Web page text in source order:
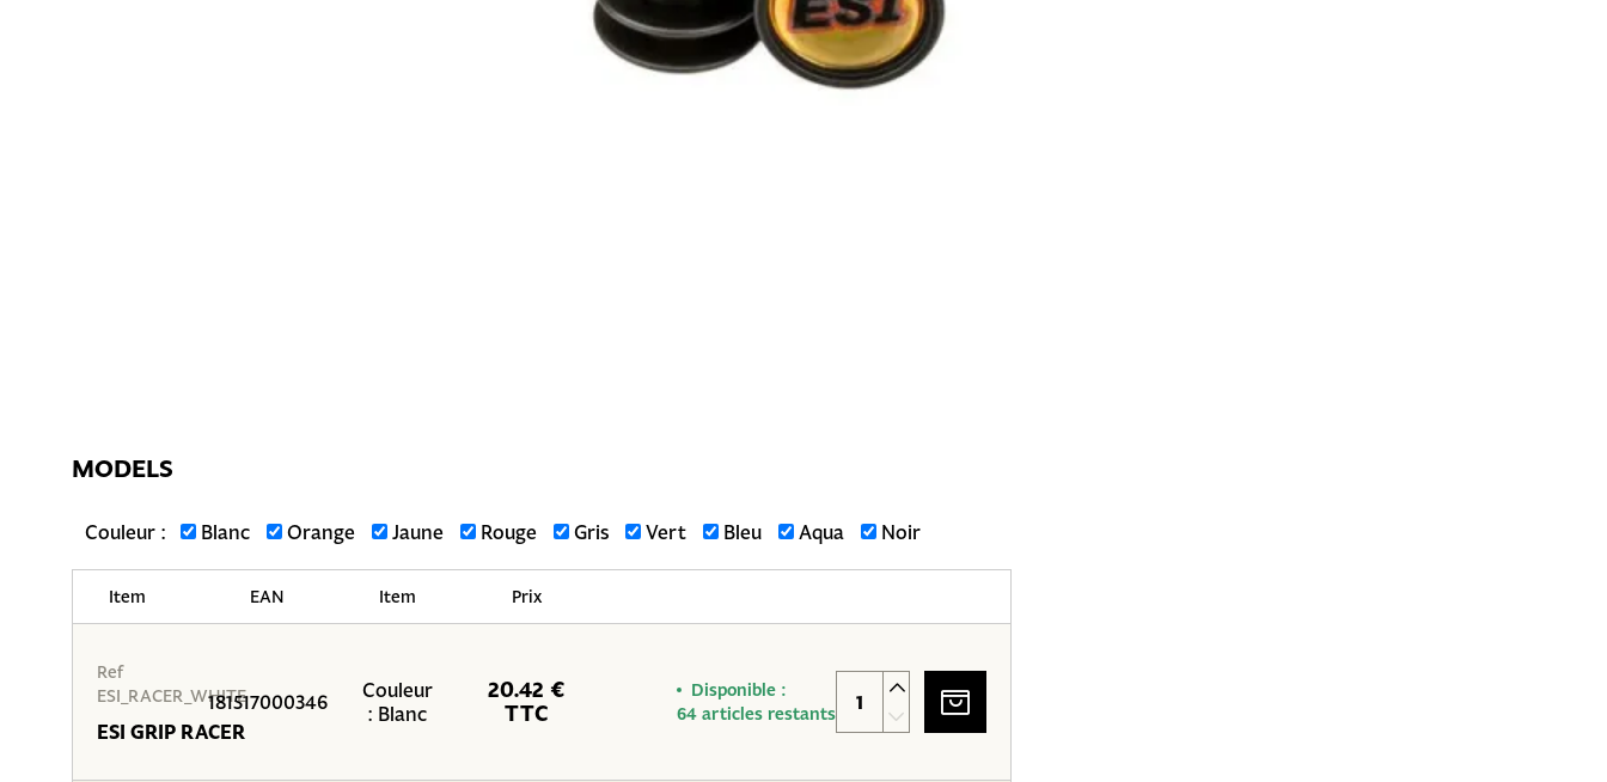
MODELS
Couleur : Blanc Orange Jaune Rouge Gris Vert Bleu Aqua Noir
Item EAN Item Prix
Ref
ESI_RACER_WHITE
ESI GRIP RACER
181517000346
Couleur
: Blanc
20.42 €
TTC
Disponible :
64 articles restants